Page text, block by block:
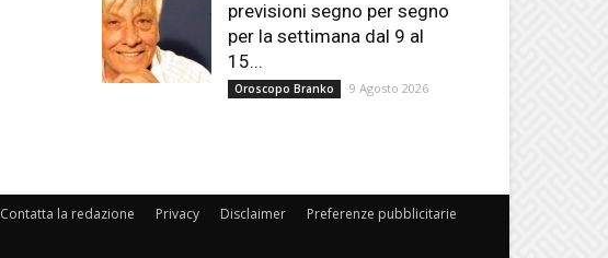
previsioni segno per segno
per la settimana dal 9 al
15...
Oroscopo Branko 9 Agosto 2026
Contatta la redazione Privacy Disclaimer Preferenze pubblicitarie